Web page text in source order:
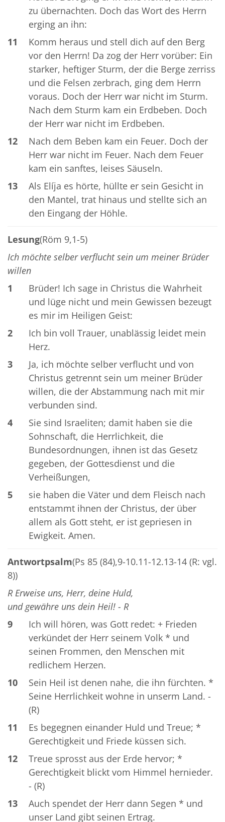
zu übernachten. Doch das Wort des Herrn
erging an ihn:
11
Komm heraus und stell dich auf den Berg
vor den Herrn! Da zog der Herr vorüber: Ein
starker, heftiger Sturm, der die Berge zerriss
und die Felsen zerbrach, ging dem Herrn
voraus. Doch der Herr war nicht im Sturm.
Nach dem Sturm kam ein Erdbeben. Doch
der Herr war nicht im Erdbeben.
12
Nach dem Beben kam ein Feuer. Doch der
Herr war nicht im Feuer. Nach dem Feuer
kam ein sanftes, leises Säuseln.
13
Als Elíja es hörte, hüllte er sein Gesicht in
den Mantel, trat hinaus und stellte sich an
den Eingang der Höhle.
Lesung(Röm 9,1-5)
Ich möchte selber verflucht sein um meiner Brüder
willen
1
Brüder! Ich sage in Christus die Wahrheit
und lüge nicht und mein Gewissen bezeugt
es mir im Heiligen Geist:
2
Ich bin voll Trauer, unablässig leidet mein
Herz.
3
Ja, ich möchte selber verflucht und von
Christus getrennt sein um meiner Brüder
willen, die der Abstammung nach mit mir
verbunden sind.
4
Sie sind Israeliten; damit haben sie die
Sohnschaft, die Herrlichkeit, die
Bundesordnungen, ihnen ist das Gesetz
gegeben, der Gottesdienst und die
Verheißungen,
5
sie haben die Väter und dem Fleisch nach
entstammt ihnen der Christus, der über
allem als Gott steht, er ist gepriesen in
Ewigkeit. Amen.
Antwortpsalm(Ps 85 (84),9-10.11-12.13-14 (R: vgl.
8))
R Erweise uns, Herr, deine Huld,
und gewähre uns dein Heil! - R
9
Ich will hören, was Gott redet: + Frieden
verkündet der Herr seinem Volk * und
seinen Frommen, den Menschen mit
redlichem Herzen.
10
Sein Heil ist denen nahe, die ihn fürchten. *
Seine Herrlichkeit wohne in unserm Land. -
(R)
11
Es begegnen einander Huld und Treue; *
Gerechtigkeit und Friede küssen sich.
12
Treue sprosst aus der Erde hervor; *
Gerechtigkeit blickt vom Himmel hernieder.
- (R)
13
Auch spendet der Herr dann Segen * und
unser Land gibt seinen Ertrag.